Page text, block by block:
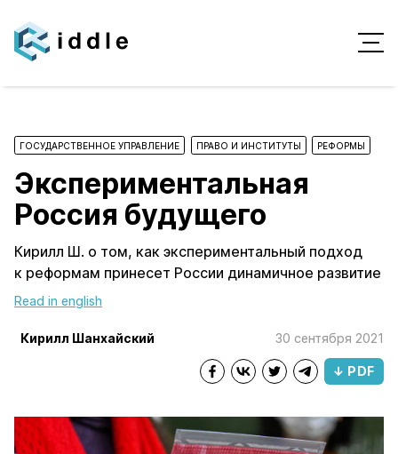
ГОСУДАРСТВЕННОЕ УПРАВЛЕНИЕ ПРАВО И ИНСТИТУТЫ РЕФОРМЫ
Экспериментальная
Россия будущего
Кирилл Ш. о том, как экспериментальный подход
к реформам принесет России динамичное развитие
Read in english
Кирилл Шанхайский 30 сентября 2021
↓ PDF